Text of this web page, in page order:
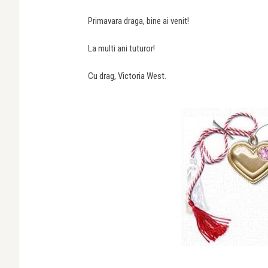
Primavara draga, bine ai venit!
La multi ani tuturor!
Cu drag, Victoria West.